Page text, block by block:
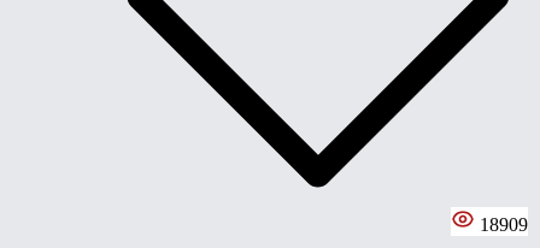
18909